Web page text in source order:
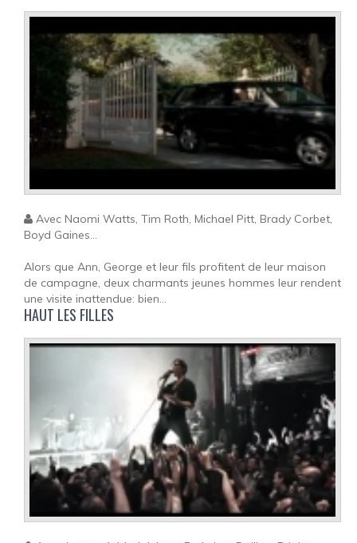
Avec Naomi Watts, Tim Roth, Michael Pitt, Brady Corbet,
Boyd Gaines...
Alors que Ann, George et leur fils profitent de leur maison
de campagne, deux charmants jeunes hommes leur rendent
une visite inattendue: bien...
HAUT LES FILLES